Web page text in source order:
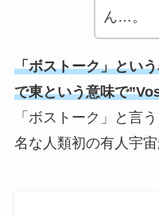
ん…。
「ボストーク」とい
で東という意味で
「ボストーク」と言
名な人類初の有人宇